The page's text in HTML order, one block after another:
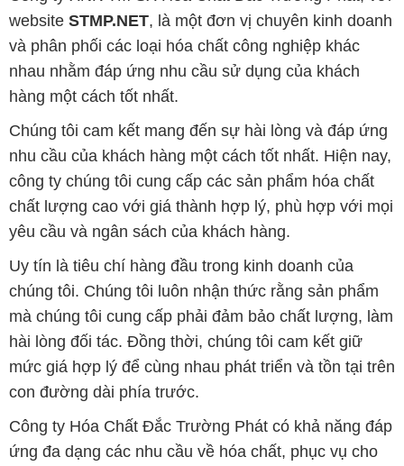
Chúng tôi cam kết mang đến sự hài lòng và đáp ứng
nhu cầu của khách hàng một cách tốt nhất. Hiện nay,
công ty chúng tôi cung cấp các sản phẩm hóa chất
chất lượng cao với giá thành hợp lý, phù hợp với mọi
yêu cầu và ngân sách của khách hàng.
Uy tín là tiêu chí hàng đầu trong kinh doanh của
chúng tôi. Chúng tôi luôn nhận thức rằng sản phẩm
mà chúng tôi cung cấp phải đảm bảo chất lượng, làm
hài lòng đối tác. Đồng thời, chúng tôi cam kết giữ
mức giá hợp lý để cùng nhau phát triển và tồn tại trên
con đường dài phía trước.
Công ty Hóa Chất Đắc Trường Phát có khả năng đáp
ứng đa dạng các nhu cầu về hóa chất, phục vụ cho
tất cả các ngành nghề và lĩnh vực sản xuất khác
nhau tại TP. Hồ Chí Minh. Sứ mệnh của chúng tôi là
cung cấp và phân phối các sản phẩm hóa chất đảm
bảo chất lượng và giá thành tốt nhất, đáp ứng mọi